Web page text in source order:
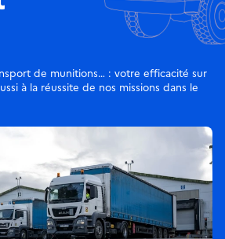
de munitions… : votre efficacité sur
à la réussite de nos missions dans le